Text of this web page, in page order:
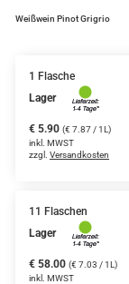
Weißwein Pinot Grigrio
1 Flasche
Lager
€ 5.90 (€ 7.87 / 1L)
inkl. MWST
zzgl. Versandkosten
11 Flaschen
Lager
€ 58.00 (€ 7.03 / 1L)
inkl. MWST